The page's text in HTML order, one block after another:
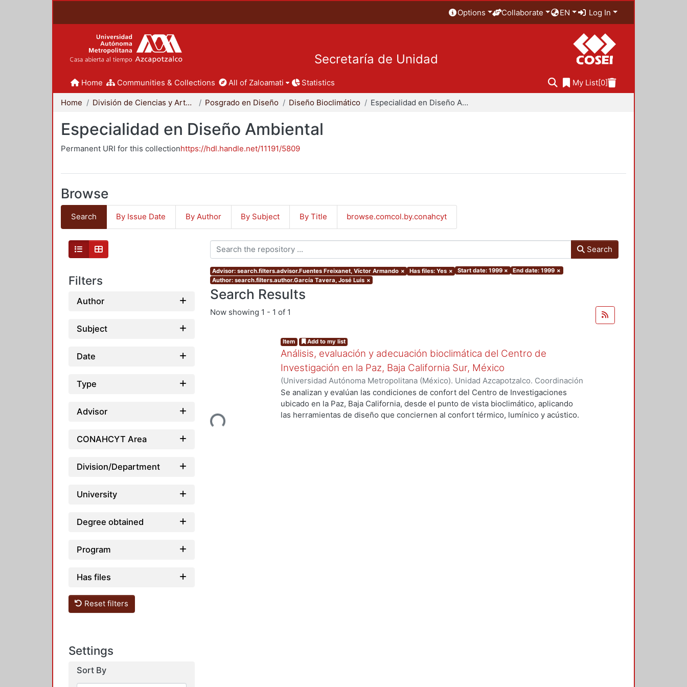
Options Collaborate EN Log In
Secretaría de Unidad
Home Communities & Collections All of Zaloamati Statistics My List[0]
Home División de Ciencias y Artes para el Diseño Posgrado en Diseño Diseño Bioclimático Especialidad en Diseño Ambiental
Especialidad en Diseño Ambiental
Permanent URI for this collectionhttps://hdl.handle.net/11191/5809
Browse
Search By Issue Date By Author By Subject By Title browse.comcol.by.conahcyt
Filters
Author
Subject
Date
Type
Advisor
CONAHCYT Area
Division/Department
University
Degree obtained
Program
Has files
Reset filters
Settings
Sort By
Search
Advisor: search.filters.advisor.Fuentes Freixanet, Víctor Armando × Has files: Yes × Start date: 1999 × End date: 1999 ×
Author: search.filters.author.García Tavera, José Luis ×
Search Results
Now showing 1 - 1 of 1
Loading...
Item Add to my list
Análisis, evaluación y adecuación bioclimática del Centro de
Investigación en la Paz, Baja California Sur, México
(Universidad Autónoma Metropolitana (México). Unidad Azcapotzalco. Coordinación
de Servicios de Información.,1999-12 )García Tavera, José Luis
Se analizan y evalúan las condiciones de confort del Centro de Investigaciones
ubicado en la Paz, Baja California, desde el punto de vista bioclimático, aplicando
las herramientas de diseño que conciernen al confort térmico, lumínico y acústico.